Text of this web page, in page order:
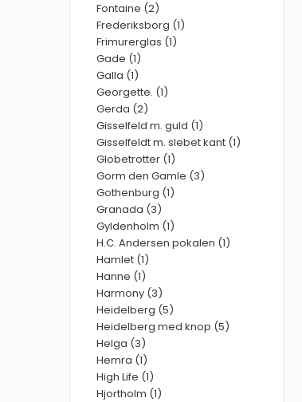
Fontaine (2)
Frederiksborg (1)
Frimurerglas (1)
Gade (1)
Galla (1)
Georgette. (1)
Gerda (2)
Gisselfeld m. guld (1)
Gisselfeldt m. slebet kant (1)
Globetrotter (1)
Gorm den Gamle (3)
Gothenburg (1)
Granada (3)
Gyldenholm (1)
H.C. Andersen pokalen (1)
Hamlet (1)
Hanne (1)
Harmony (3)
Heidelberg (5)
Heidelberg med knop (5)
Helga (3)
Hemra (1)
High Life (1)
Hjortholm (1)